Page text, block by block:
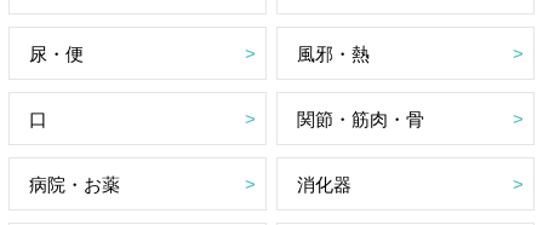
尿・便 風邪・熱
口 関節・筋肉・骨
病院・お薬 消化器